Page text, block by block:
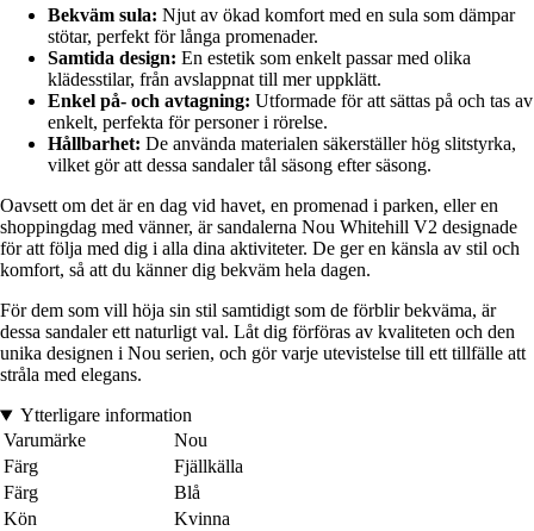
Bekväm sula: Njut av ökad komfort med en sula som dämpar
stötar, perfekt för långa promenader.
Samtida design: En estetik som enkelt passar med olika
klädesstilar, från avslappnat till mer uppklätt.
Enkel på- och avtagning: Utformade för att sättas på och tas av
enkelt, perfekta för personer i rörelse.
Hållbarhet: De använda materialen säkerställer hög slitstyrka,
vilket gör att dessa sandaler tål säsong efter säsong.
Oavsett om det är en dag vid havet, en promenad i parken, eller en
shoppingdag med vänner, är sandalerna Nou Whitehill V2 designade
för att följa med dig i alla dina aktiviteter. De ger en känsla av stil och
komfort, så att du känner dig bekväm hela dagen.
För dem som vill höja sin stil samtidigt som de förblir bekväma, är
dessa sandaler ett naturligt val. Låt dig förföras av kvaliteten och den
unika designen i Nou serien, och gör varje utevistelse till ett tillfälle att
stråla med elegans.
Ytterligare information
Varumärke
Nou
Färg
Fjällkälla
Färg
Blå
Kön
Kvinna